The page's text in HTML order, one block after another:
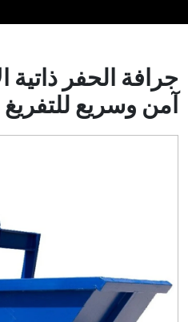
جرافة الحفر ذاتية
آمن وسريع